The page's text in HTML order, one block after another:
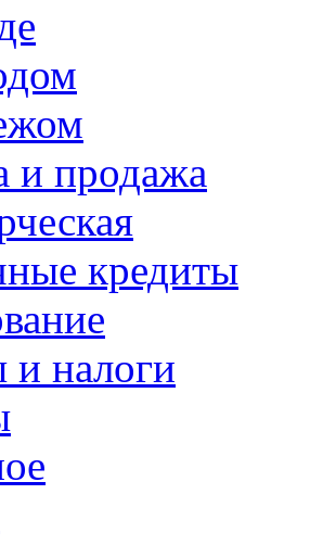
и продажа
кредиты
и налоги